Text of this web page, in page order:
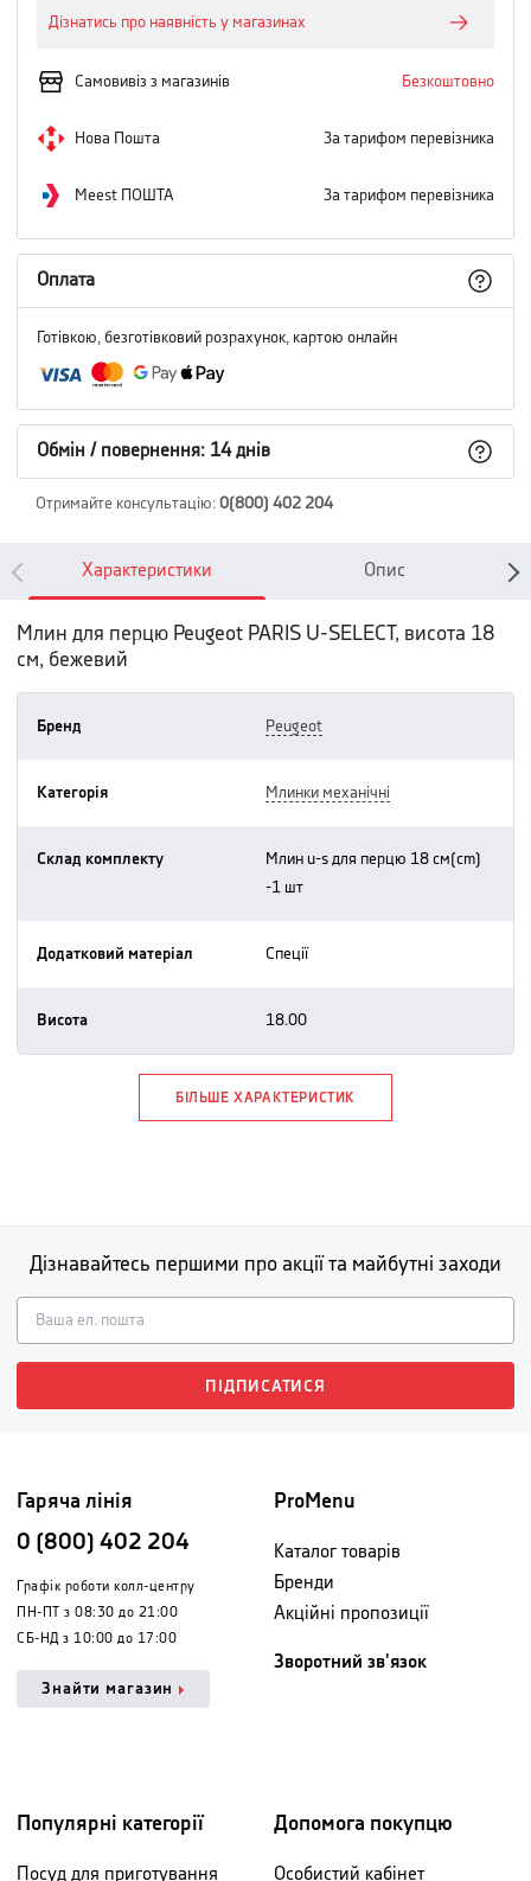
Дізнатись про наявність у магазинах
Самовивіз з магазинів Безкоштовно
Нова Пошта За тарифом перевізника
Meest ПОШТА За тарифом перевізника
Оплата
Готівкою, безготівковий розрахунок, картою онлайн
Обмін / повернення: 14 днів
Отримайте консультацію: 0(800) 402 204
Характеристики Опис
Млин для перцю Peugeot PARIS U-SELECT, висота 18
см, бежевий
Бренд peugeot
Категорія млинки механічні
Склад комплекту
млин u-s для перцю 18 см(cm)
-1 шт
Додатковий матеріал спеції
Висота 18.00
БІЛЬШЕ ХАРАКТЕРИСТИК
Дізнавайтесь першими про акції та майбутні заходи
ПІДПИСАТИСЯ
Гаряча лінія
0 (800) 402 204
Графік роботи колл-центру
ПН-ПТ з 08:30 до 21:00
СБ-НД з 10:00 до 17:00
Знайти магазин
ProMenu
Каталог товарів
Бренди
Акційні пропозиції
Зворотний зв'язок
Популярні категорії
Посуд для приготування
Допомога покупцю
Особистий кабінет